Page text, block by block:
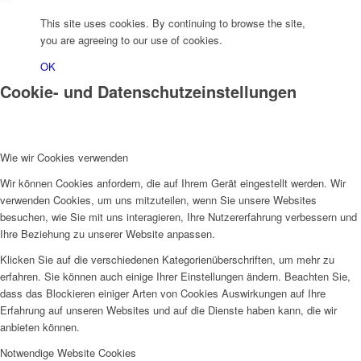
This site uses cookies. By continuing to browse the site,
you are agreeing to our use of cookies.
OK
Cookie- und Datenschutzeinstellungen
Wie wir Cookies verwenden
Wir können Cookies anfordern, die auf Ihrem Gerät eingestellt werden. Wir
verwenden Cookies, um uns mitzuteilen, wenn Sie unsere Websites
besuchen, wie Sie mit uns interagieren, Ihre Nutzererfahrung verbessern und
Ihre Beziehung zu unserer Website anpassen.
Klicken Sie auf die verschiedenen Kategorienüberschriften, um mehr zu
erfahren. Sie können auch einige Ihrer Einstellungen ändern. Beachten Sie,
dass das Blockieren einiger Arten von Cookies Auswirkungen auf Ihre
Erfahrung auf unseren Websites und auf die Dienste haben kann, die wir
anbieten können.
Notwendige Website Cookies